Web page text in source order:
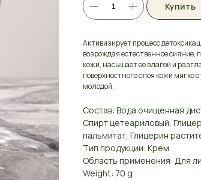
Купить
Активизирует процесс
возрождая естественное сияние,
кожи, насыщает ее влагой и
поверхностного слоя кожи мягко
молодой.
Состав: Вода очищенная
Спирт цетеариловый,
пальмитат, Глицерин
Тип продукции: Крем
Область применения: Для
Weight: 70 g